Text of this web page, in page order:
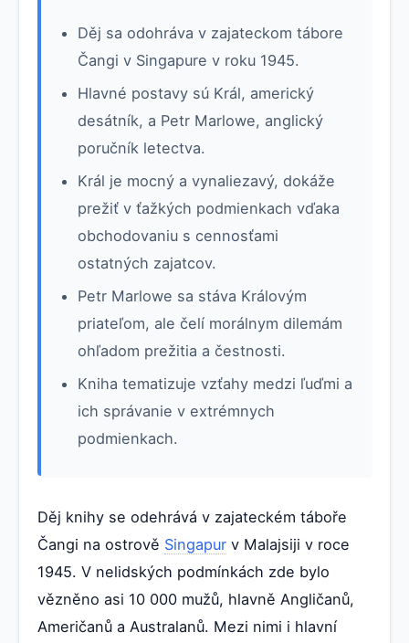
Děj sa odohráva v zajateckom tábore
Čangi v Singapure v roku 1945.
Hlavné postavy sú Král, americký
desátník, a Petr Marlowe, anglický
poručník letectva.
Král je mocný a vynaliezavý, dokáže
prežiť v ťažkých podmienkach vďaka
obchodovaniu s cennosťami
ostatných zajatcov.
Petr Marlowe sa stáva Královým
priateľom, ale čelí morálnym dilemám
ohľadom prežitia a čestnosti.
Kniha tematizuje vzťahy medzi ľuďmi a
ich správanie v extrémnych
podmienkach.
Děj knihy se odehrává v zajateckém táboře
Čangi na ostrově Singapur v Malajsiji v roce
1945. V nelidských podmínkách zde bylo
vězněno asi 10 000 mužů, hlavně Angličanů,
Američanů a Australanů. Mezi nimi i hlavní